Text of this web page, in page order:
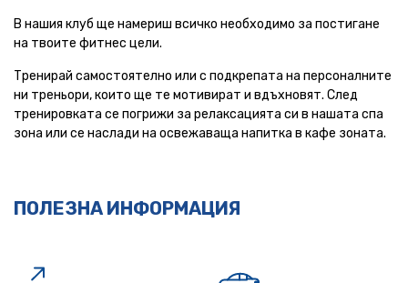
В нашия клуб ще намериш всичко необходимо за постигане
на твоите фитнес цели.
Тренирай самостоятелно или с подкрепата на персоналните
ни треньори, които ще те мотивират и вдъхновят. След
тренировката се погрижи за релаксацията си в нашата спа
зона или се наслади на освежаваща напитка в кафе зоната.
ПОЛЕЗНА ИНФОРМАЦИЯ